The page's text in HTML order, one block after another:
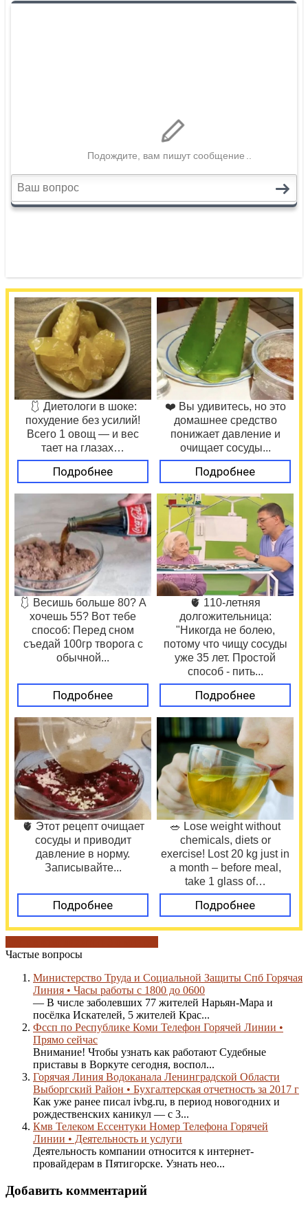
🩱 Диетологи в шоке:
похудение без усилий!
Всего 1 овощ — и вес
тает на глазах…
Подробнее
❤️ Вы удивитесь, но это
домашнее средство
понижает давление и
очищает сосуды...
Подробнее
🩱 Весишь больше 80? А
хочешь 55? Вот тебе
способ: Перед сном
съедай 100гр творога с
обычной...
Подробнее
🫀 110-летняя
долгожительница:
"Никогда не болею,
потому что чищу сосуды
уже 35 лет. Простой
способ - пить...
Подробнее
🫀 Этот рецепт очищает
сосуды и приводит
давление в норму.
Записывайте...
Подробнее
🥗 Lose weight without
chemicals, diets or
exercise! Lost 20 kg just in
a month – before meal,
take 1 glass of…
Подробнее
Частые вопросы
Министерство Труда и Социальной Защиты Спб Горячая
Линия • Часы работы с 1800 до 0600
— В числе заболевших 77 жителей Нарьян-Мара и
посёлка Искателей, 5 жителей Крас...
Фссп по Республике Коми Телефон Горячей Линии •
Прямо сейчас
Внимание! Чтобы узнать как работают Судебные
приставы в Воркуте сегодня, воспол...
Горячая Линия Водоканала Ленинградской Области
Выборгский Район • Бухгалтерская отчетность за 2017 г
Как уже ранее писал ivbg.ru, в период новогодних и
рождественских каникул — с 3...
Кмв Телеком Ессентуки Номер Телефона Горячей
Линии • Деятельность и услуги
Деятельность компании относится к интернет-
провайдерам в Пятигорске. Узнать нео...
Добавить комментарий